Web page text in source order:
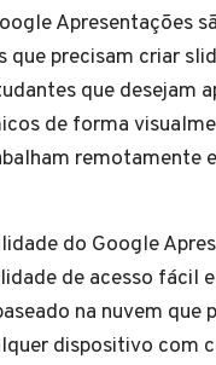
Apresentações
que precisam criar
que desejam
de forma
remotamente
do Google
de acesso fácil
na nuvem que
dispositivo com